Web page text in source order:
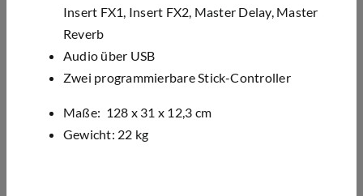
Insert FX1, Insert FX2, Master Delay, Master
Reverb
Audio über USB
Zwei programmierbare Stick-Controller
Maße: 128 x 31 x 12,3 cm
Gewicht: 22 kg